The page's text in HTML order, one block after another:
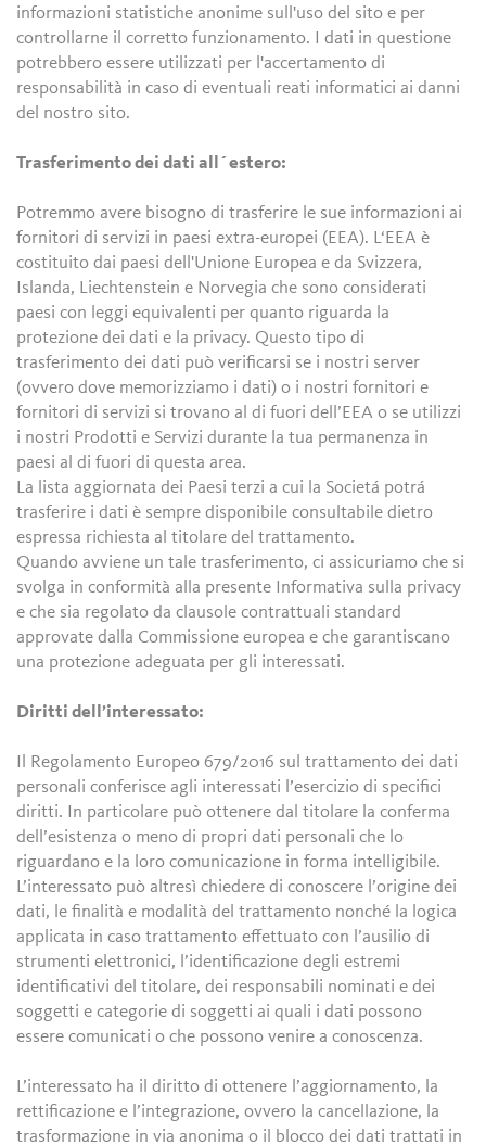
informazioni statistiche anonime sull'uso del sito e per
controllarne il corretto funzionamento. I dati in questione
potrebbero essere utilizzati per l'accertamento di
responsabilità in caso di eventuali reati informatici ai danni
del nostro sito.
Trasferimento dei dati all´estero:
Potremmo avere bisogno di trasferire le sue informazioni ai
fornitori di servizi in paesi extra-europei (EEA). L‘EEA è
costituito dai paesi dell'Unione Europea e da Svizzera,
Islanda, Liechtenstein e Norvegia che sono considerati
paesi con leggi equivalenti per quanto riguarda la
protezione dei dati e la privacy. Questo tipo di
trasferimento dei dati può verificarsi se i nostri server
(ovvero dove memorizziamo i dati) o i nostri fornitori e
fornitori di servizi si trovano al di fuori dell’EEA o se utilizzi
i nostri Prodotti e Servizi durante la tua permanenza in
paesi al di fuori di questa area.
La lista aggiornata dei Paesi terzi a cui la Societá potrá
trasferire i dati è sempre disponibile consultabile dietro
espressa richiesta al titolare del trattamento.
Quando avviene un tale trasferimento, ci assicuriamo che si
svolga in conformità alla presente Informativa sulla privacy
e che sia regolato da clausole contrattuali standard
approvate dalla Commissione europea e che garantiscano
una protezione adeguata per gli interessati.
Diritti dell’interessato:
Il Regolamento Europeo 679/2016 sul trattamento dei dati
personali conferisce agli interessati l’esercizio di specifici
diritti. In particolare può ottenere dal titolare la conferma
dell’esistenza o meno di propri dati personali che lo
riguardano e la loro comunicazione in forma intelligibile.
L’interessato può altresì chiedere di conoscere l’origine dei
dati, le finalità e modalità del trattamento nonché la logica
applicata in caso trattamento effettuato con l’ausilio di
strumenti elettronici, l’identificazione degli estremi
identificativi del titolare, dei responsabili nominati e dei
soggetti e categorie di soggetti ai quali i dati possono
essere comunicati o che possono venire a conoscenza.
L’interessato ha il diritto di ottenere l’aggiornamento, la
rettificazione e l’integrazione, ovvero la cancellazione, la
trasformazione in via anonima o il blocco dei dati trattati in